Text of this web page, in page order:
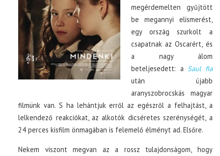
megérdemelten gyűjtött
be megannyi elismerést,
egy ország szurkolt a
csapatnak az Oscarért, és
a nagy álom
beteljesedett: a Saul fia
után újabb
aranyszobrocskás magyar
filmünk van. S ha lehántjuk erről az egészről a felhajtást, a
lelkendező reakciókat, az alkotók dicséretes szerénységét, a
24 perces kisfilm önmagában is felemelő élményt ad. Elsőre.
Nekem viszont megvan az a rossz tulajdonságom, hogy